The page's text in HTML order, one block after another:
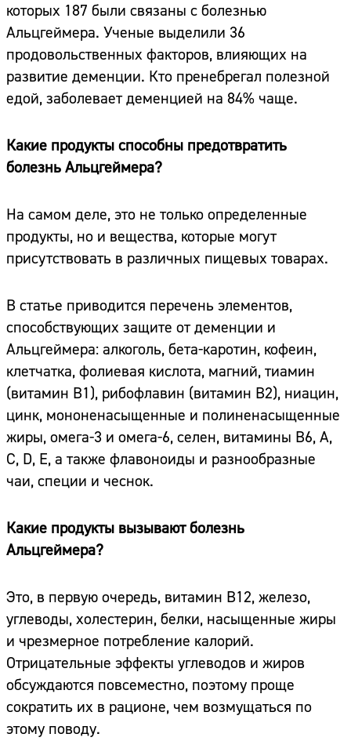
которых 187 были связаны с болезнью
Альцгеймера. Ученые выделили 36
продовольственных факторов, влияющих на
развитие деменции. Кто пренебрегал полезной
едой, заболевает деменцией на 84% чаще.
Какие продукты способны предотвратить
болезнь Альцгеймера?
На самом деле, это не только определенные
продукты, но и вещества, которые могут
присутствовать в различных пищевых товарах.
В статье приводится перечень элементов,
способствующих защите от деменции и
Альцгеймера: алкоголь, бета-каротин, кофеин,
клетчатка, фолиевая кислота, магний, тиамин
(витамин В1), рибофлавин (витамин В2), ниацин,
цинк, мононенасыщенные и полиненасыщенные
жиры, омега-3 и омега-6, селен, витамины B6, A,
C, D, E, а также флавоноиды и разнообразные
чаи, специи и чеснок.
Какие продукты вызывают болезнь
Альцгеймера?
Это, в первую очередь, витамин B12, железо,
углеводы, холестерин, белки, насыщенные жиры
и чрезмерное потребление калорий.
Отрицательные эффекты углеводов и жиров
обсуждаются повсеместно, поэтому проще
сократить их в рационе, чем возмущаться по
этому поводу.